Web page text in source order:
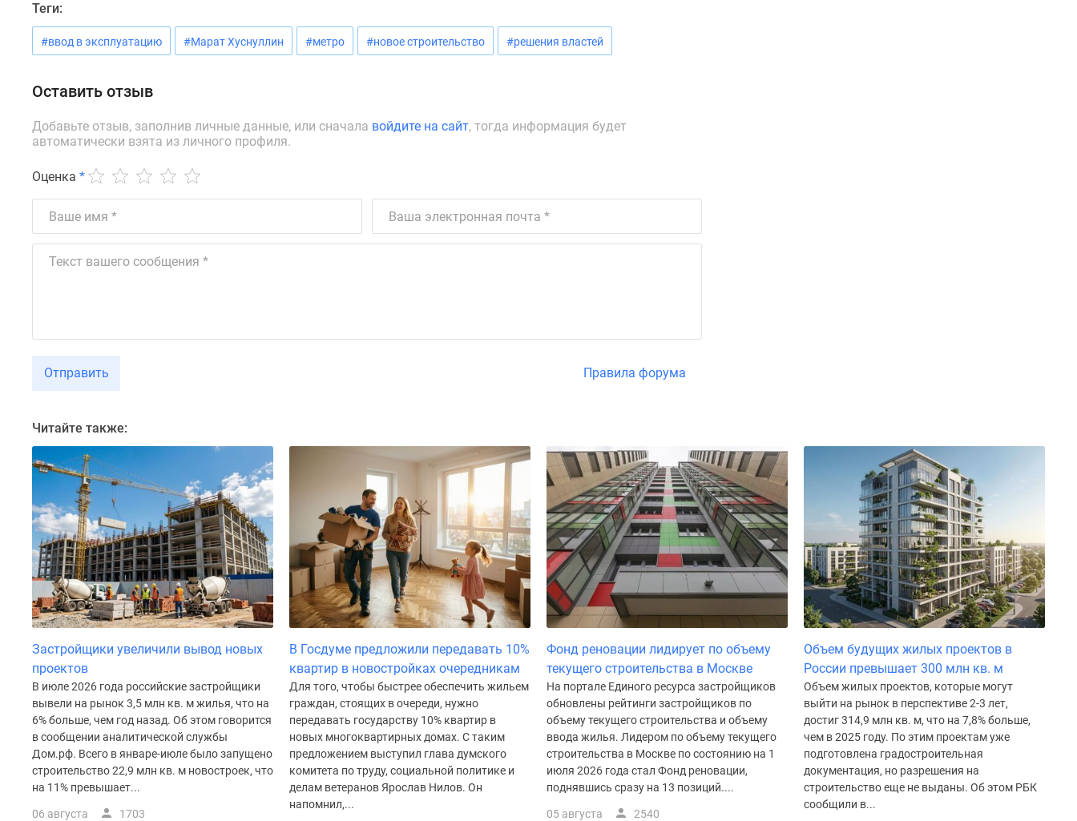
Аналитика
Покупателю
Экспертиза
Эксперты
авторы
Реклама
#рассрочка
скидками
новостроек
Субсидированная
застройщиком
Rutube
Москве
Программа
реновации
Москве
класса
Новостройки
бизнес-
класса
Рассрочка
Траншевая
Теги:
#ввод в эксплуатацию #Марат Хуснуллин #метро #новое строительство #решения властей
Оставить отзыв
Добавьте отзыв, заполнив личные данные, или сначала войдите на сайт, тогда информация будет
автоматически взята из личного профиля.
Оценка *
Отправить Правила форума
Читайте также:
Застройщики увеличили вывод новых
проектов
В июле 2026 года российские застройщики
вывели на рынок 3,5 млн кв. м жилья, что на
6% больше, чем год назад. Об этом говорится
в сообщении аналитической службы
Дом.рф. Всего в январе-июле было запущено
строительство 22,9 млн кв. м новостроек, что
на 11% превышает...
06 августа 1703
В Госдуме предложили передавать 10%
квартир в новостройках очередникам
Для того, чтобы быстрее обеспечить жильем
граждан, стоящих в очереди, нужно
передавать государству 10% квартир в
новых многоквартирных домах. С таким
предложением выступил глава думского
комитета по труду, социальной политике и
делам ветеранов Ярослав Нилов. Он
напомнил,...
Фонд реновации лидирует по объему
текущего строительства в Москве
На портале Единого ресурса застройщиков
обновлены рейтинги застройщиков по
объему текущего строительства и объему
ввода жилья. Лидером по объему текущего
строительства в Москве по состоянию на 1
июля 2026 года стал Фонд реновации,
поднявшись сразу на 13 позиций....
05 августа 2540
Объем будущих жилых проектов в
России превышает 300 млн кв. м
Объем жилых проектов, которые могут
выйти на рынок в перспективе 2-3 лет,
достиг 314,9 млн кв. м, что на 7,8% больше,
чем в 2025 году. По этим проектам уже
подготовлена градостроительная
документация, но разрешения на
строительство еще не выданы. Об этом РБК
сообщили в...